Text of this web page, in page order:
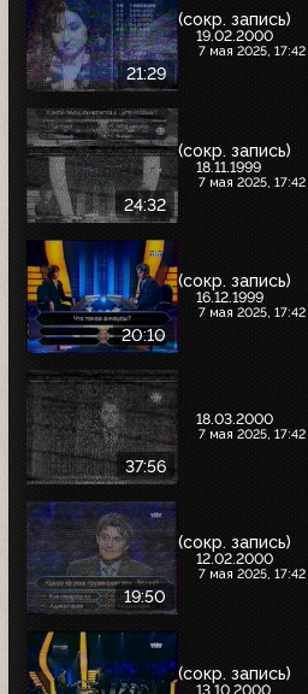
21:29
(сокр. запись)
19.02.2000
7 мая 2025, 17:42
24:32
(сокр. запись)
18.11.1999
7 мая 2025, 17:42
20:10
(сокр. запись)
16.12.1999
7 мая 2025, 17:42
37:56
18.03.2000
7 мая 2025, 17:42
19:50
(сокр. запись)
12.02.2000
7 мая 2025, 17:42
(сокр. запись)
13.10.2000